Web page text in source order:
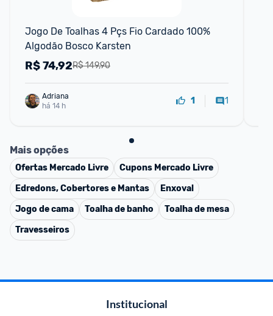
Jogo De Toalhas 4 Pçs Fio Cardado 100%
Algodão Bosco Karsten
R$ 149,90
R$74,92
Adriana
há 14 h
1 1
Mais opções
Ofertas Mercado Livre Cupons Mercado Livre
Edredons, Cobertores e Mantas
Enxoval
Jogo de cama
Toalha de banho
Toalha de mesa
Travesseiros
Institucional